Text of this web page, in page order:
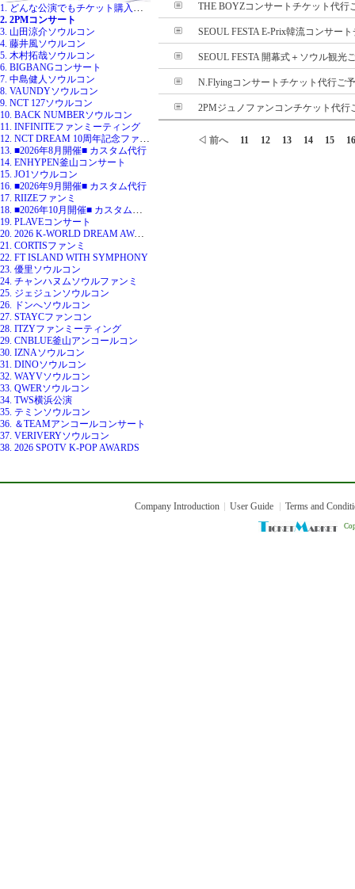
1. どんな公演でもチケット購入代行
2. 2PMコンサート
3. 山田涼介ソウルコン
4. 藤井風ソウルコン
5. 木村拓哉ソウルコン
6. BIGBANGコンサート
7. 中島健人ソウルコン
8. VAUNDYソウルコン
9. NCT 127ソウルコン
10. BACK NUMBERソウルコン
11. INFINITEファンミーティング
12. NCT DREAM 10周年記念ファンミ
13. ■2026年8月開催■ カスタム代行
14. ENHYPEN釜山コンサート
15. JO1ソウルコン
16. ■2026年9月開催■ カスタム代行
17. RIIZEファンミ
18. ■2026年10月開催■ カスタム代行
19. PLAVEコンサート
20. 2026 K-WORLD DREAM AWARDS
21. CORTISファンミ
22. FT ISLAND WITH SYMPHONY
23. 優里ソウルコン
24. チャンハヌムソウルファンミ
25. ジェジュンソウルコン
26. ドンへソウルコン
27. STAYCファンコン
28. ITZYファンミーティング
29. CNBLUE釜山アンコールコン
30. IZNAソウルコン
31. DINOソウルコン
32. WAYVソウルコン
33. QWERソウルコン
34. TWS横浜公演
35. テミンソウルコン
36. ＆TEAMアンコールコンサート
37. VERIVERYソウルコン
38. 2026 SPOTV K-POP AWARDS
THE BOYZコンサートチケット代行
SEOUL FESTA E-Prix韓流コンサー
SEOUL FESTA 開幕式＋ソウル観光
N.Flyingコンサートチケット代行ご
2PMジュノファンコンチケット代行
◁ 前へ 11 12 13 14 15 16
Company Introduction User Guide Terms and